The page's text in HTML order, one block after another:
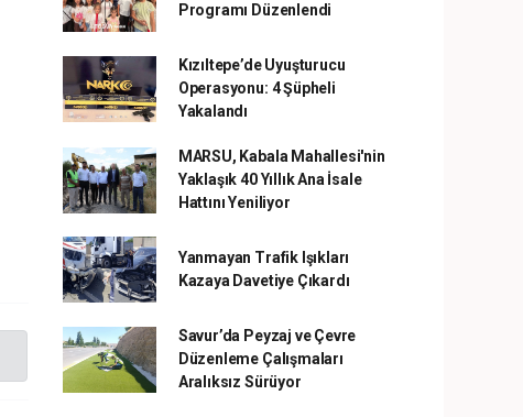
Programı Düzenlendi
Kızıltepe’de Uyuşturucu
Operasyonu: 4 Şüpheli
Yakalandı
MARSU, Kabala Mahallesi'nin
Yaklaşık 40 Yıllık Ana İsale
Hattını Yeniliyor
Yanmayan Trafik Işıkları
Kazaya Davetiye Çıkardı
Savur’da Peyzaj ve Çevre
Düzenleme Çalışmaları
Aralıksız Sürüyor